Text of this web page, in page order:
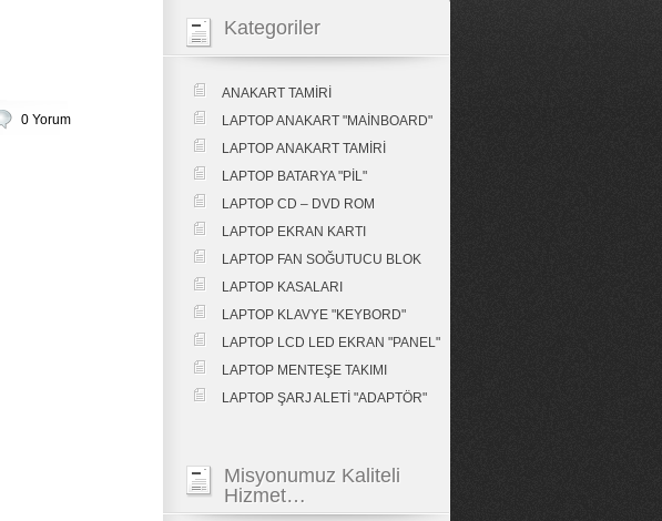
0 Yorum
Kategoriler
ANAKART TAMİRİ
LAPTOP ANAKART "MAİNBOARD"
LAPTOP ANAKART TAMİRİ
LAPTOP BATARYA "PİL"
LAPTOP CD – DVD ROM
LAPTOP EKRAN KARTI
LAPTOP FAN SOĞUTUCU BLOK
LAPTOP KASALARI
LAPTOP KLAVYE "KEYBORD"
LAPTOP LCD LED EKRAN "PANEL"
LAPTOP MENTEŞE TAKIMI
LAPTOP ŞARJ ALETİ "ADAPTÖR"
Misyonumuz Kaliteli
Hizmet…